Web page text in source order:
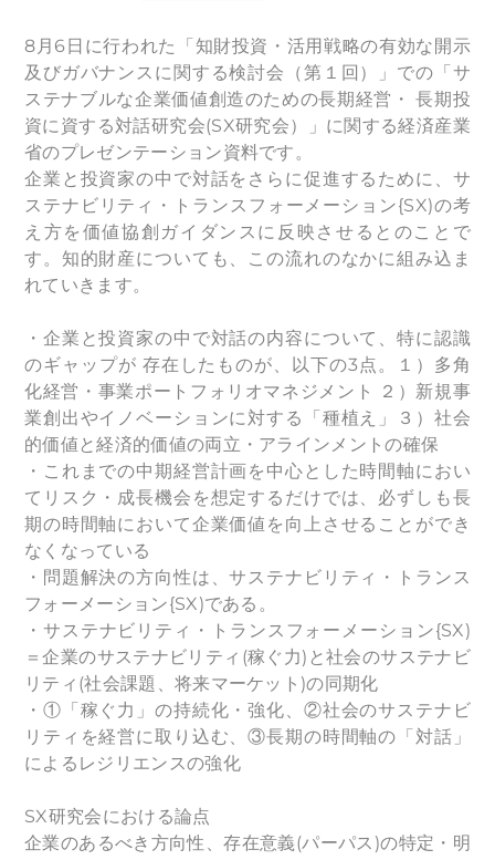
8月6日に行われた「知財投資・活用戦略の有効な開示
及びガバナンスに関する検討会（第１回）」での「サ
ステナブルな企業価値創造のための長期経営・ 長期投
資に資する対話研究会(SX研究会）」に関する経済産業
省のプレゼンテーション資料です。
企業と投資家の中で対話をさらに促進するために、サ
ステナビリティ・トランスフォーメーション{SX)の考
え方を価値協創ガイダンスに反映させるとのことで
す。知的財産についても、この流れのなかに組み込ま
れていきます。
・企業と投資家の中で対話の内容について、特に認識
のギャップが 存在したものが、以下の3点。１）多角
化経営・事業ポートフォリオマネジメント ２）新規事
業創出やイノベーションに対する「種植え」３）社会
的価値と経済的価値の両立・アラインメントの確保
・これまでの中期経営計画を中心とした時間軸におい
てリスク・成長機会を想定するだけでは、必ずしも長
期の時間軸において企業価値を向上させることができ
なくなっている
・問題解決の方向性は、サステナビリティ・トランス
フォーメーション{SX)である。
・サステナビリティ・トランスフォーメーション{SX)
＝企業のサステナビリティ(稼ぐ力)と社会のサステナビ
リティ(社会課題、将来マーケット)の同期化
・①「稼ぐ力」の持続化・強化、②社会のサステナビ
リティを経営に取り込む、③長期の時間軸の「対話」
によるレジリエンスの強化
SX研究会における論点
企業のあるべき方向性、存在意義(パーパス)の特定・明